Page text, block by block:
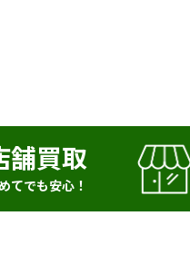
舗買取
てでも安心！